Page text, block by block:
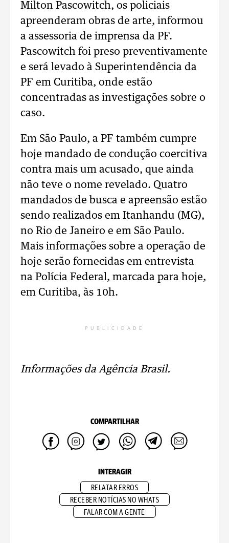
Milton Pascowitch, os policiais
apreenderam obras de arte, informou
a assessoria de imprensa da PF.
Pascowitch foi preso preventivamente
e será levado à Superintendência da
PF em Curitiba, onde estão
concentradas as investigações sobre o
caso.
Em São Paulo, a PF também cumpre
hoje mandado de condução coercitiva
contra mais um acusado, que ainda
não teve o nome revelado. Quatro
mandados de busca e apreensão estão
sendo realizados em Itanhandu (MG),
no Rio de Janeiro e em São Paulo.
Mais informações sobre a operação de
hoje serão fornecidas em entrevista
na Polícia Federal, marcada para hoje,
em Curitiba, às 10h.
PUBLICIDADE
Informações da Agência Brasil.
COMPARTILHAR
INTERAGIR
RELATAR ERROS
RECEBER NOTÍCIAS NO WHATS
FALAR COM A GENTE